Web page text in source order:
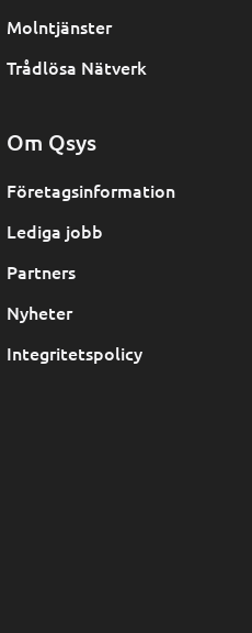
Molntjänster
Trådlösa Nätverk
Om Qsys
Företagsinformation
Lediga jobb
Partners
Nyheter
Integritetspolicy